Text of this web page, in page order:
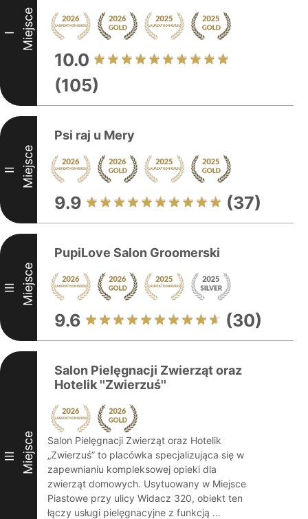
I Miejsce
10.0
(105)
II Miejsce
Psi raj u Mery
9.9 (37)
III Miejsce
PupiLove Salon Groomerski
9.6 (30)
III Miejsce
Salon Pielęgnacji Zwierząt oraz
Hotelik ''Zwierzuś''
Salon Pielęgnacji Zwierząt oraz Hotelik
„Zwierzuś” to placówka specjalizująca się w
zapewnianiu kompleksowej opieki dla
zwierząt domowych. Usytuowany w Miejsce
Piastowe przy ulicy Widacz 320, obiekt ten
łączy usługi pielęgnacyjne z funkcją ...